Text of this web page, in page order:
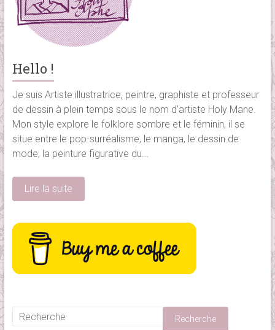
Hello !
Je suis Artiste illustratrice, peintre, graphiste et professeur
de dessin à plein temps sous le nom d’artiste Holy Mane.
Mon style explore le folklore sombre et le féminin, il se
situe entre le pop-surréalisme, le manga, le dessin de
mode, la peinture figurative du...
Lire la suite